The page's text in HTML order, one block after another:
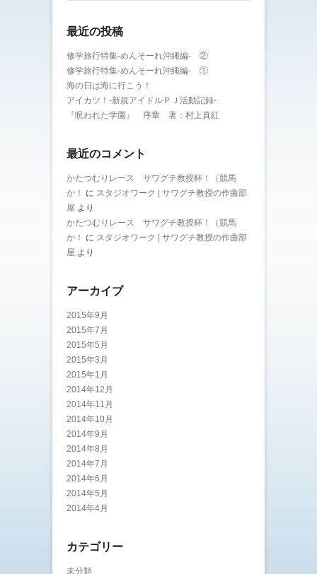
最近の投稿
修学旅行特集-めんそーれ沖縄編- ②
修学旅行特集-めんそーれ沖縄編- ①
海の日は海に行こう！
アイカツ！-新規アイドルＰＪ活動記録-
『呪われた学園』 序章 著：村上真紅
最近のコメント
かたつむりレース サワグチ教授杯！（競馬
か！
に スタジオワーク | サワグチ教授の作曲部
屋 より
かたつむりレース サワグチ教授杯！（競馬
か！
に スタジオワーク | サワグチ教授の作曲部
屋 より
アーカイブ
2015年9月
2015年7月
2015年5月
2015年3月
2015年1月
2014年12月
2014年11月
2014年10月
2014年9月
2014年8月
2014年7月
2014年6月
2014年5月
2014年4月
カテゴリー
未分類